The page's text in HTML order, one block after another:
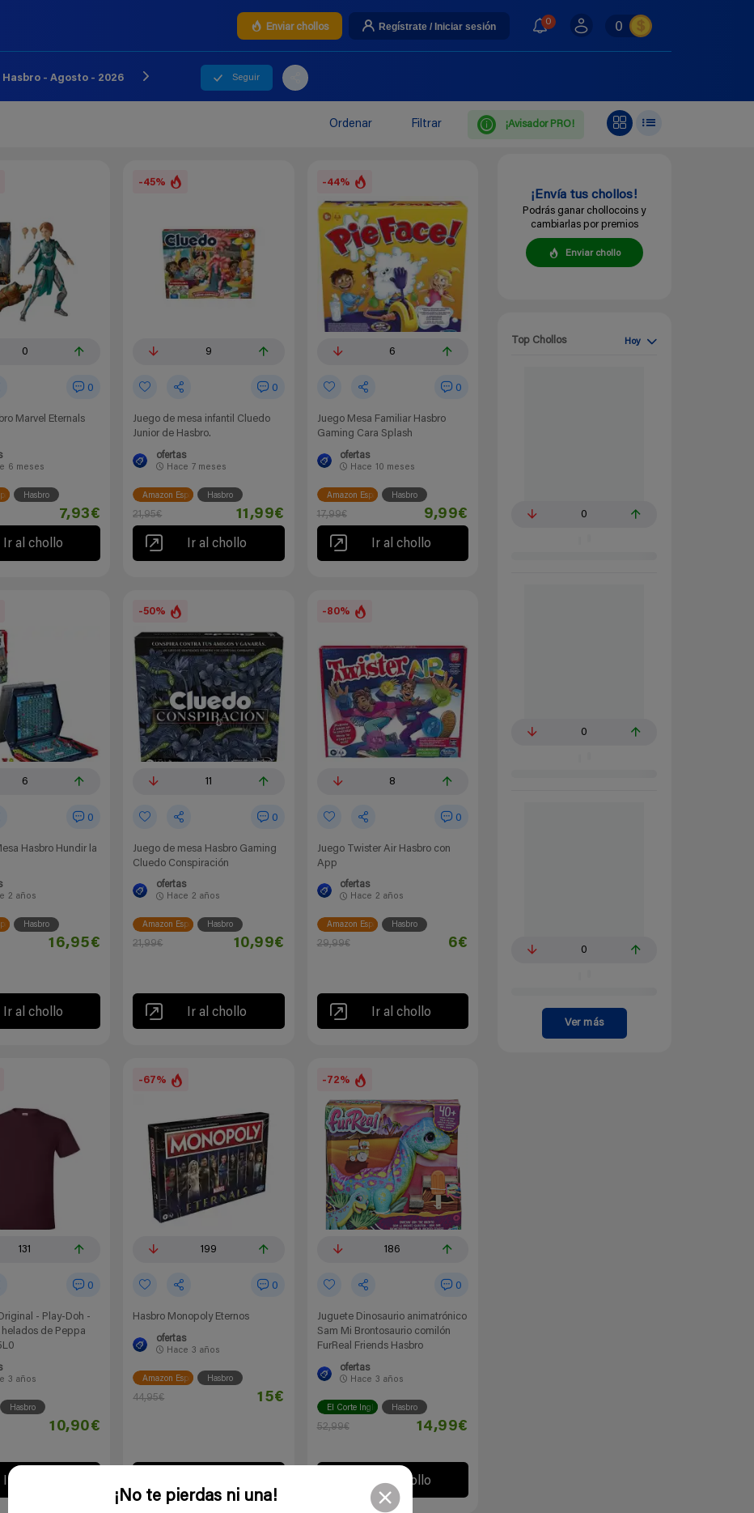
¡No te pierdas ni una!
Enviar chollos Regístrate / Iniciar sesión 0 0
- Agosto - 2026 Seguir
Ordenar Filtrar ¡Avisador PRO!
0
0
Marvel Eternals
6 meses
Hasbro
7,93€
Ir al chollo
-45%
9
0
Juego de mesa infantil Cluedo
Junior de Hasbro.
ofertas
Hace 7 meses
Amazon España Hasbro
21,95€ 11,99€
Ir al chollo
-44%
6
0
Juego Mesa Familiar Hasbro
Gaming Cara Splash
ofertas
Hace 10 meses
Amazon España Hasbro
17,99€ 9,99€
Ir al chollo
6
0
Hasbro Hundir la
2 años
Hasbro
16,95€
Ir al chollo
-50%
11
0
Juego de mesa Hasbro Gaming
Cluedo Conspiración
ofertas
Hace 2 años
Amazon España Hasbro
21,99€ 10,99€
Ir al chollo
-80%
8
0
Juego Twister Air Hasbro con
App
ofertas
Hace 2 años
Amazon España Hasbro
29,99€ 6€
Ir al chollo
131
0
- Play-Doh -
de Peppa
3 años
Hasbro
10,90€
Ir al chollo
-67%
199
0
Hasbro Monopoly Eternos
ofertas
Hace 3 años
Amazon España Hasbro
44,95€ 15€
-72%
186
0
Juguete Dinosaurio animatrónico
Sam Mi Brontosaurio comilón
FurReal Friends Hasbro
ofertas
Hace 3 años
El Corte Inglés Hasbro
52,99€ 14,99€
Ir al chollo
¡Envía tus chollos!
Podrás ganar chollocoins y
cambiarlas por premios
Enviar chollo
Top Chollos Hoy
0
0
0
Ver más